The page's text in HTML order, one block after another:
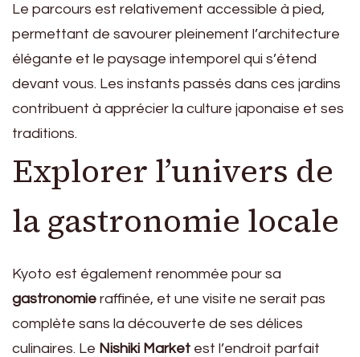
Le parcours est relativement accessible à pied,
permettant de savourer pleinement l’architecture
élégante et le paysage intemporel qui s’étend
devant vous. Les instants passés dans ces jardins
contribuent à apprécier la culture japonaise et ses
traditions.
Explorer l’univers de
la gastronomie locale
Kyoto est également renommée pour sa
gastronomie raffinée, et une visite ne serait pas
complète sans la découverte de ses délices
culinaires. Le Nishiki Market est l’endroit parfait